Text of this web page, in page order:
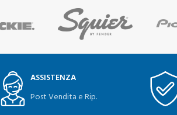
ASSISTENZA
Post Vendita e Rip.